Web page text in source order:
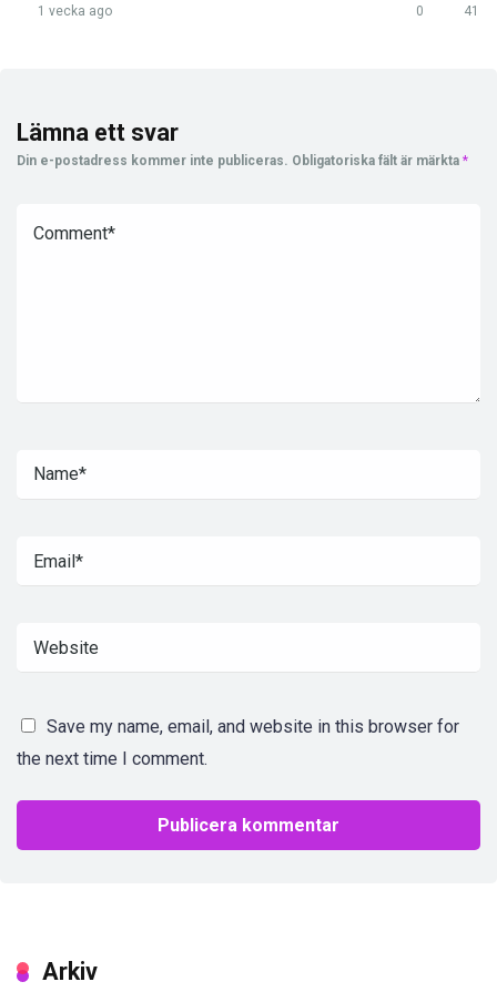
1 vecka ago 0 41
Lämna ett svar
Din e-postadress kommer inte publiceras. Obligatoriska fält är märkta *
Save my name, email, and website in this browser for
the next time I comment.
Arkiv